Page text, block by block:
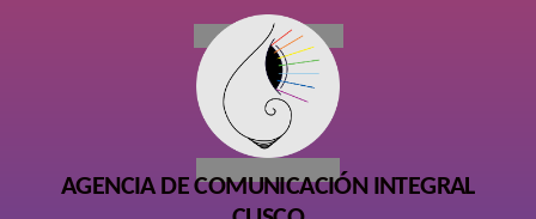
AGENCIA DE COMUNICACIÓN INTEGRAL